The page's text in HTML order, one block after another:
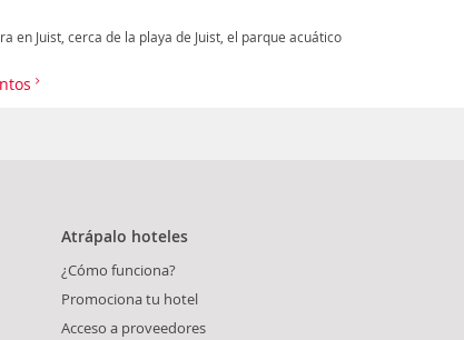
en Juist, cerca de la playa de Juist, el parque acuático
Atrápalo hoteles
¿Cómo funciona?
Promociona tu hotel
Acceso a proveedores